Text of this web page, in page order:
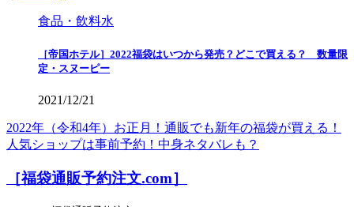
食品・飲料水
［帝国ホテル］2022福袋はいつから発売？どこで買える？ 数量限
定・スヌーピー
2021/12/21
2022年（令和4年）お正月！通販でも新年の福袋が買える！
人気ショップは事前予約！中身ネタバレも？
［福袋通販予約注文.com］